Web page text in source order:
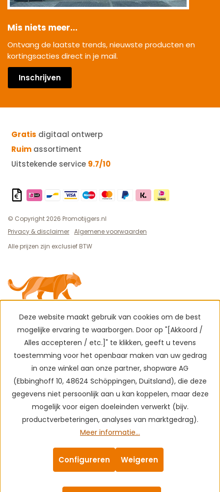
Mis niets meer...
Ontvang de laatste trends, nieuwste producten en
kortingsacties direct in je mail.
Inschrijven
Gratis digitaal ontwerp
Ruim assortiment
Uitstekende service 9.7/10
© Copyright 2026 Promotijgers.nl
Privacy & disclaimer Algemene voorwaarden
Alle prijzen zijn exclusief BTW
Deze website maakt gebruik van cookies om de best
mogelijke ervaring te waarborgen. Door op "[Akkoord /
Alles accepteren / etc.]" te klikken, geeft u tevens
toestemming voor het openbaar maken van uw gedrag
in onze winkel aan onze partner, shopware AG
(Ebbinghoff 10, 48624 Schöppingen, Duitsland), die deze
gegevens niet persoonlijk aan u kan koppelen, maar deze
mogelijk voor eigen doeleinden verwerkt (bijv.
productverbeteringen, analyses van marktgedrag).
Meer informatie...
Weigeren
Configureren